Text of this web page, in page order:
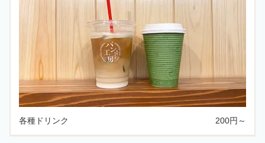
各種ドリンク 200円～